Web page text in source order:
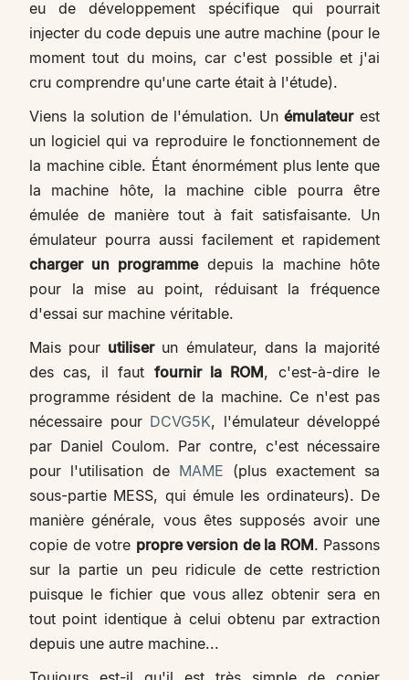
eu de développement spécifique qui pourrait
injecter du code depuis une autre machine (pour le
moment tout du moins, car c'est possible et j'ai
cru comprendre qu'une carte était à l'étude).
Viens la solution de l'émulation. Unémulateurest
un logiciel qui va reproduire le fonctionnement de
la machine cible. Étant énormément plus lente que
la machine hôte, la machine cible pourra être
émulée de manière tout à fait satisfaisante. Un
émulateur pourra aussi facilement et rapidement
charger un programmedepuis la machine hôte
pour la mise au point, réduisant la fréquence
d'essai sur machine véritable.
Mais pour utiliserun émulateur, dans la majorité
des cas, il faut fournir la ROM, c'est-à-dire le
programme résident de la machine. Ce n'est pas
nécessaire pour DCVG5K, l'émulateur développé
par Daniel Coulom. Par contre, c'est nécessaire
pour l'utilisation de MAME (plus exactement sa
sous-partie MESS, qui émule les ordinateurs). De
manière générale, vous êtes supposés avoir une
copie de votre propre version de la ROM. Passons
sur la partie un peu ridicule de cette restriction
puisque le fichier que vous allez obtenir sera en
tout point identique à celui obtenu par extraction
depuis une autre machine...